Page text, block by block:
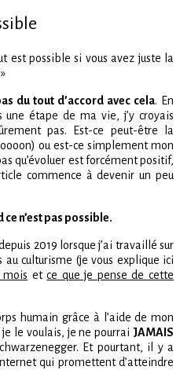
est possible si vous avez juste la
du tout d’accord avec cela. En
étape de ma vie, j’y croyais
pas. Est-ce peut-être la
ou est-ce simplement mon
qu’évoluer est forcément positif,
commence à devenir un peu
n’est pas possible.
2019 lorsque j’ai travaillé sur
culturisme (je vous explique ici
etce que je pense de cette
humain grâce à l’aide de mon
je le voulais, je ne pourrai JAMAIS
Et pourtant, il y a
qui promettent d’atteindre